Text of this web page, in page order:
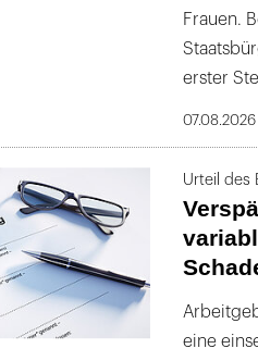
Frauen.
erster
07.08.2026
Urteil des
eine